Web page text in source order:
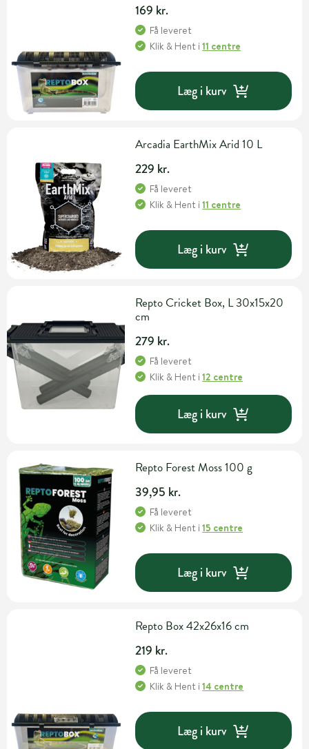
169 kr.
Få leveret
Klik & Hent i11 centre
Læg i kurv
Arcadia EarthMix Arid 10 L
229 kr.
Få leveret
Klik & Hent i11 centre
Læg i kurv
Repto Cricket Box, L 30x15x20
cm
279 kr.
Få leveret
Klik & Hent i12 centre
Læg i kurv
Repto Forest Moss 100 g
39,95 kr.
Få leveret
Klik & Hent i15 centre
Læg i kurv
Repto Box 42x26x16 cm
219 kr.
Få leveret
Klik & Hent i14 centre
Læg i kurv